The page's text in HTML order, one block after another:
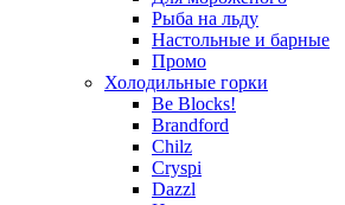
Рыба на льду
Настольные и барные
Промо
Холодильные горки
Be Blocks!
Brandford
Chilz
Cryspi
Dazzl